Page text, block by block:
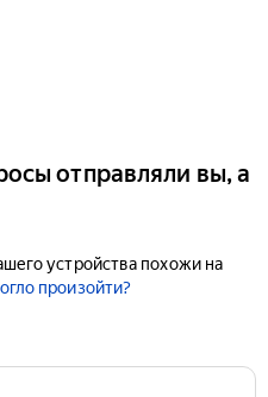
отправляли вы, а
устройства похожи на
произойти?